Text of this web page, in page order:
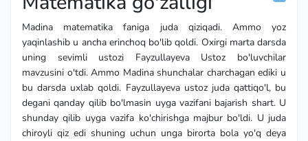
Madina matematika faniga juda qiziqadi. Ammo yoz
yaqinlashib u ancha erinchoq bo'lib qoldi. Oxirgi marta darsda
uning sevimli ustozi Fayzullayeva Ustoz bo'luvchilar
mavzusini o'tdi. Ammo Madina shunchalar charchagan ediki u
bu darsda uxlab qoldi. Fayzullayeva ustoz juda qattiqo'l, bu
degani qanday qilib bo'lmasin uyga vazifani bajarish shart. U
shunday qilib uyga vazifa ko'chirishga majbur bo'ldi. U juda
chiroyli qiz edi shuning uchun unga birorta bola yo'q deya